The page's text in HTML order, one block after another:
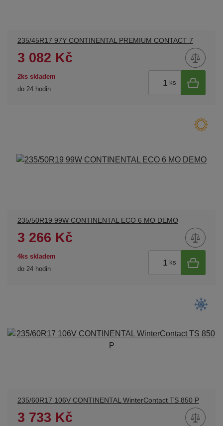
235/45R17 97Y CONTINENTAL PREMIUM CONTACT 7
3 082 Kč
2ks skladem
do 24 hodin
ks
235/50R19 99W CONTINENTAL ECO 6 MO DEMO
3 266 Kč
4ks skladem
do 24 hodin
ks
235/60R17 106V CONTINENTAL WinterContact TS 850 P
3 733 Kč